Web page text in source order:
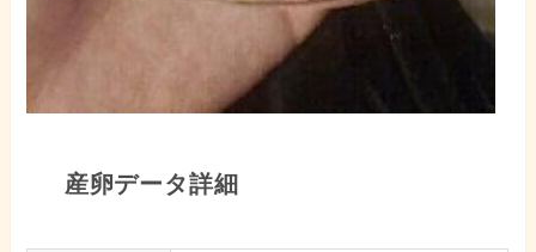
産卵データ詳細